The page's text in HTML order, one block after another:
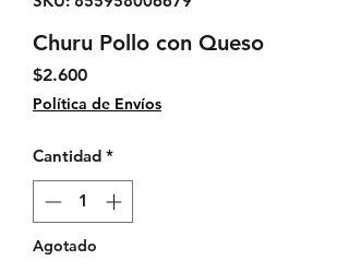
Churu Pollo con Queso
$2.600Precio
Política de Envíos
Cantidad *
Agotado